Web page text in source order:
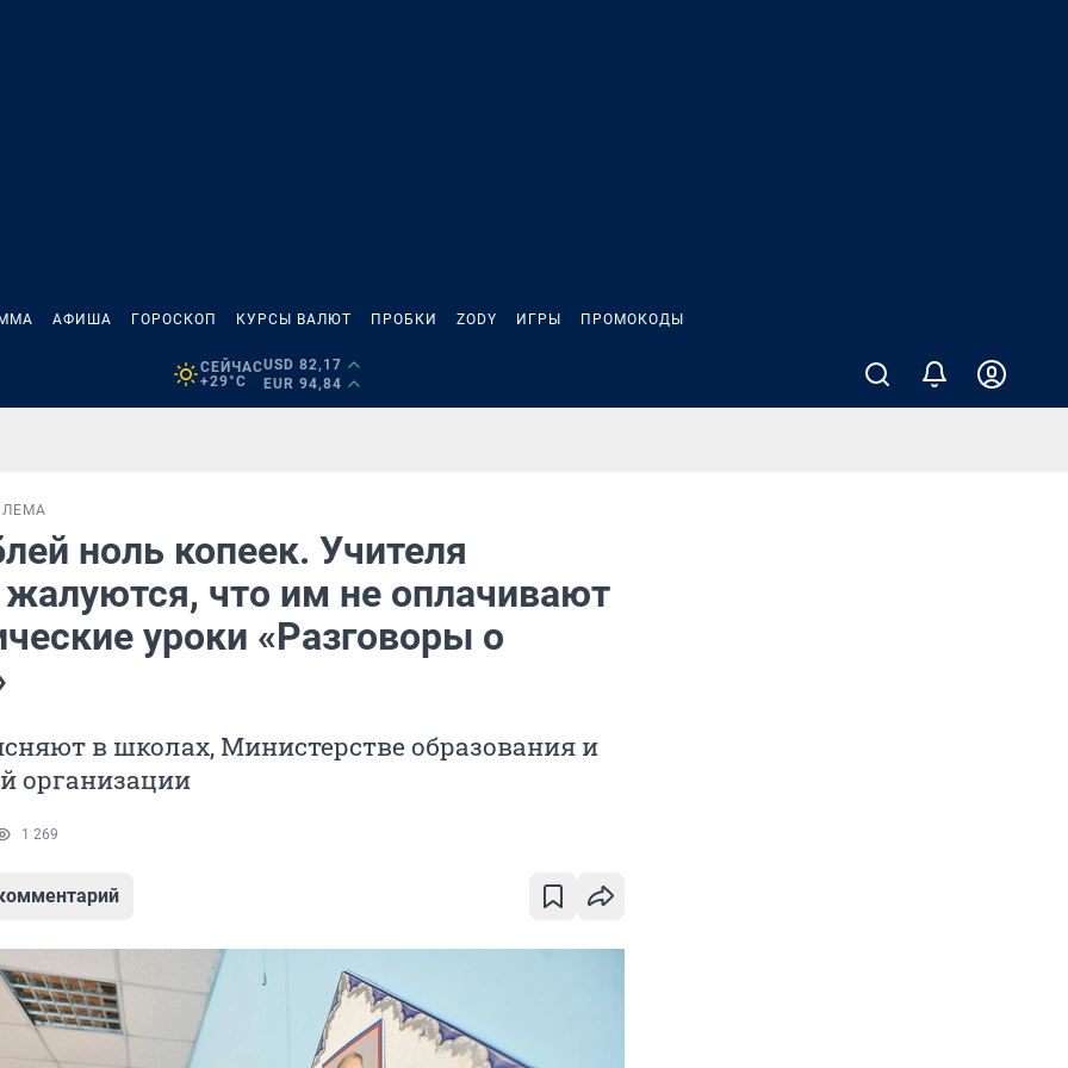
АФИША ГОРОСКОП КУРСЫ ВАЛЮТ ПРОБКИ ZODY ИГРЫ ПРОМОКОДЫ
СЕЙЧАС
+29°C
USD 82,17
EUR 94,84
ноль копеек. Учителя
что им не оплачивают
уроки «Разговоры о
в школах, Министерстве образования и
организации
1 269